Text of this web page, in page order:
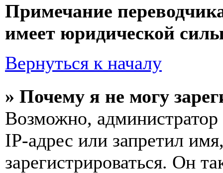
Примечание
имеет юридической
Вернуться к началу
» Почему я не могу
Возможно,
IP-адрес или запретил
зарегистрироваться. Он